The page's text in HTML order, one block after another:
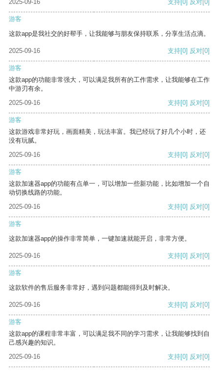
2025-09-16 支持[0] 反对[0]
游客
这款app是我社交的好帮手，让我能够与朋友保持联系，分享生活点滴。
2025-09-16 支持[0] 反对[0]
游客
这款app的功能非常强大，可以满足我所有的工作需求，让我能够在工作
中游刃有余。
2025-09-16
支持[0] 反对[0]
游客
这款游戏非常好玩，画面精美，玩法丰富。我已经玩了好几个小时，还
没有玩腻。
2025-09-16
支持[0] 反对[0]
游客
这款加速器app的功能有点单一，可以增加一些新功能，比如增加一个自
动切换线路的功能。
2025-09-16
支持[0] 反对[0]
游客
这款加速器app的操作非常简单，一键加速就能开启，非常方便。
2025-09-16 支持[0] 反对[0]
游客
这款软件的售后服务非常好，遇到问题都能得到及时解决。
2025-09-16 支持[0] 反对[0]
游客
这款app的课程非常丰富，可以满足我不同的学习需求，让我能够找到自
己感兴趣的知识。
2025-09-16
支持[0] 反对[0]